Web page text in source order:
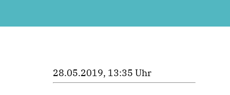
28.05.2019, 13:35 Uhr